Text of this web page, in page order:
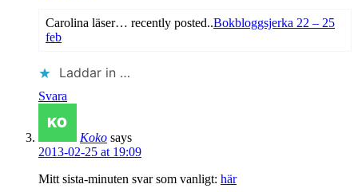
Carolina läser… recently posted..Bokbloggsjerka 22 – 25
feb
Laddar in …
Svara
Koko says
2013-02-25 at 19:09
Mitt sista-minuten svar som vanligt: här